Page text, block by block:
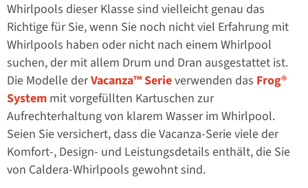
Whirlpools dieser Klasse sind vielleicht genau das
Richtige für Sie, wenn Sie noch nicht viel Erfahrung mit
Whirlpools haben oder nicht nach einem Whirlpool
suchen, der mit allem Drum und Dran ausgestattet ist.
Die Modelle derVacanza™ Serieverwenden das Frog®
System mit vorgefüllten Kartuschen zur
Aufrechterhaltung von klarem Wasser im Whirlpool.
Seien Sie versichert, dass die Vacanza-Serie viele der
Komfort-, Design- und Leistungsdetails enthält, die Sie
von Caldera-Whirlpools gewohnt sind.